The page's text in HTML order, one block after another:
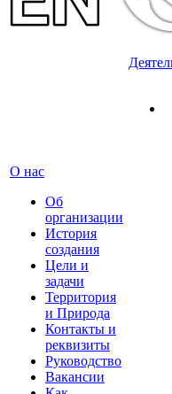
О нас
Об
организации
История
создания
Цели и
задачи
Территория
и Природа
Контакты и
реквизиты
Руководство
Вакансии